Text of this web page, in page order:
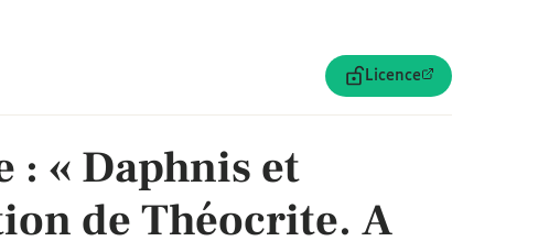
Licence
: « Daphnis et
de Théocrite. A